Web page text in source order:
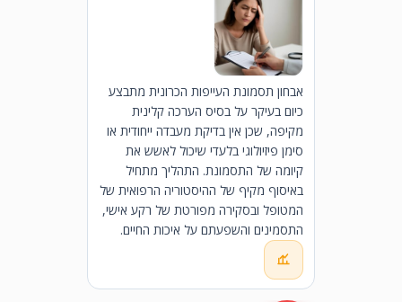
אבחון תסמונת העייפות הכרונית מתבצע
כיום בעיקר על בסיס הערכה קלינית
מקיפה, שכן אין בדיקת מעבדה ייחודית או
סימן פיזיולוגי בלעדי שיכול לאשש את
קיומה של התסמונת. התהליך מתחיל
באיסוף מקיף של ההיסטוריה הרפואית של
המטופל ובסקירה מפורטת של רקע אישי,
התסמינים והשפעתם על איכות החיים.